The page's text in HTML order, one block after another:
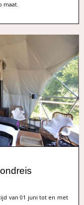
maat.
van 01 juni tot en met